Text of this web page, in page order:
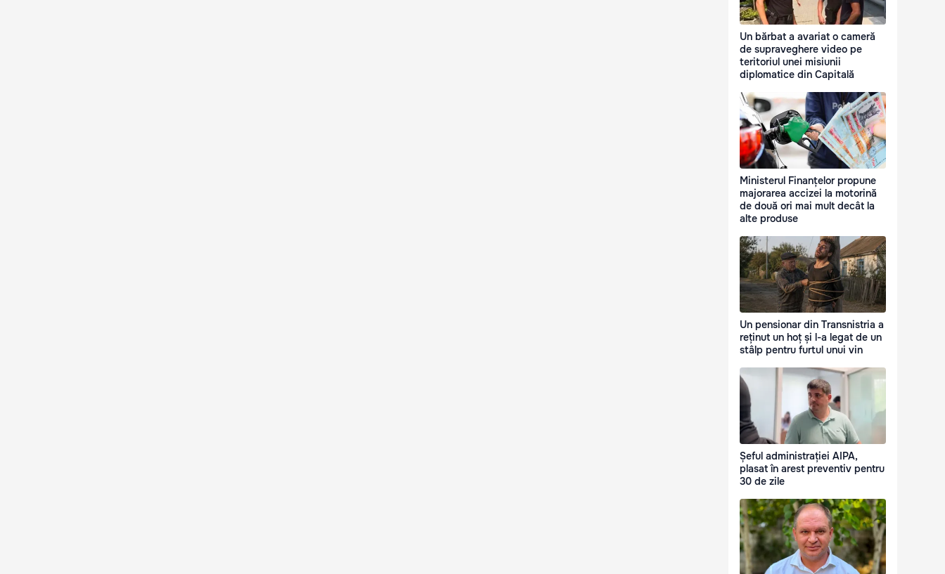
Un bărbat a avariat o cameră
de supraveghere video pe
teritoriul unei misiunii
diplomatice din Capitală
Ministerul Finanțelor propune
majorarea accizei la motorină
de două ori mai mult decât la
alte produse
Un pensionar din Transnistria a
reținut un hoț și l-a legat de un
stâlp pentru furtul unui vin
Șeful administrației AIPA,
plasat în arest preventiv pentru
30 de zile